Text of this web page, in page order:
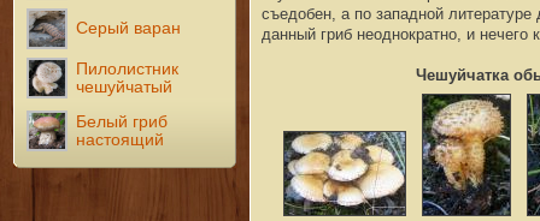
Серый варан
Пилолистник
чешуйчатый
Белый гриб
настоящий
съедобен, а по западной
данный гриб неоднократно, и
Чешуйчатка